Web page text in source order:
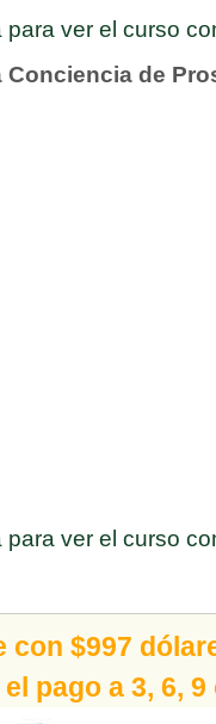
para ver el curso
Conciencia de
para ver el curso
con $997
pago a 3, 6, 9